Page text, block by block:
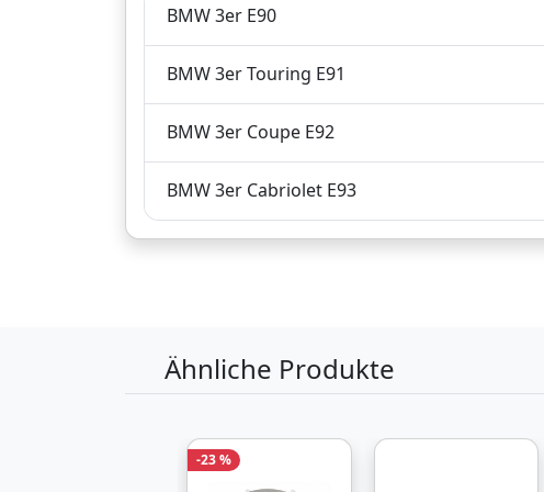
zuzüglich 3,90€
Versandkosten
99,66€
inklusive Mehrwertsteuer
Verkauf und Versand durch
102,08€
inklusive Mehrwertsteuer
BMW 3er E90
BMW 3er Touring E91
BMW 3er Coupe E92
BMW 3er Cabriolet E93
Ähnliche Produkte
-23 %